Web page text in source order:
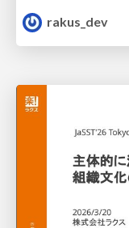
rakus_dev